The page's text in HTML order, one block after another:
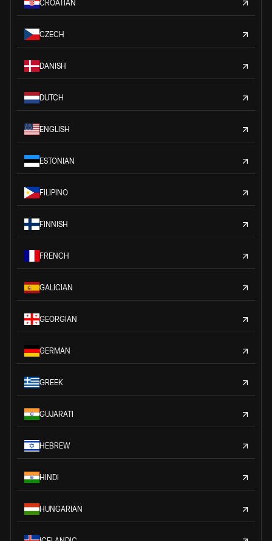
CROATIAN
CZECH
DANISH
DUTCH
ENGLISH
ESTONIAN
FILIPINO
FINNISH
FRENCH
GALICIAN
GEORGIAN
GERMAN
GREEK
GUJARATI
HEBREW
HINDI
HUNGARIAN